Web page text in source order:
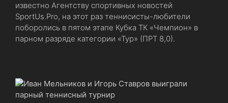
известно Агентству спортивных новостей
SportUs.Pro, на этот раз теннисисты-любители
поборолись в пятом этапе Кубка ТК «Чемпион» в
парном разряде категории «Тур» (ПРТ 8,0).